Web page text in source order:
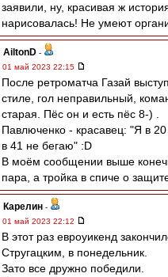
заявили, ну, красивая ж
нарисовалась! Не умеют
AiltonD -
01 май 2023 22:15
После ретроматча Газай
стиле, гол неправильный,
старая. Пёс он и есть пёс 8-) .
Павлюченко - красавец: "Я в 20
в 41 не бегаю" :D
В моём сообщении выше
пара, а тройка в спиче о
Карелин -
01 май 2023 22:12
В этот раз евроуикенд
Стругацким, в понедельник.
Зато все дружно победили.